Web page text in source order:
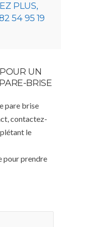
PLUS,
54 95 19
UN
BRISE
pare brise
contactez-
le
pour prendre